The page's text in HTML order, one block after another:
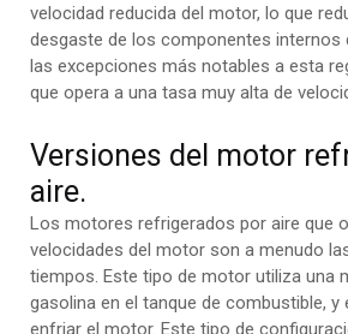
velocidad reducida del motor, lo que
desgaste de los componentes internos
las excepciones más notables a esta
que opera a una tasa muy alta de
Versiones del motor
aire.
Los motores refrigerados por aire que
velocidades del motor son a menudo
tiempos. Este tipo de motor utiliza una
gasolina en el tanque de combustible, y
enfriar el motor. Este tipo de